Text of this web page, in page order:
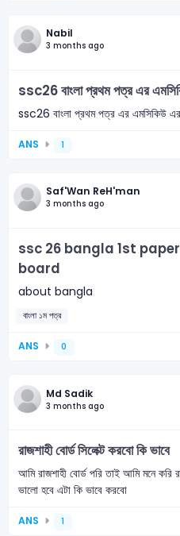
Nabil
3 months ago
ssc26 বাংলা প্রথম পত্র এর
ssc26 বাংলা প্রথম পত্র এর এমসিকিউ এর
ANS 1
Saf'Wan ReH'man
3 months ago
ssc 26 bangla 1st
board
about bangla
বাংলা ১ম পত্র
ANS 0
Md Sadik
3 months ago
রাজশাহী বোর্ড সিলেক্ট করবো কি ভাবে
আমি রাজশাহী বোর্ড পরি তাই আমি মনে করি
ভালো হবে এটা কি ভাবে করবো
ANS 1